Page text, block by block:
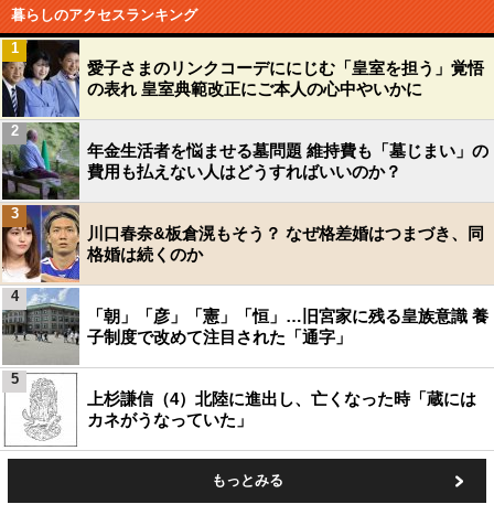
暮らしのアクセスランキング
愛子さまのリンクコーデににじむ「皇室を担う」覚悟
の表れ 皇室典範改正にご本人の心中やいかに
1
年金生活者を悩ませる墓問題 維持費も「墓じまい」の
費用も払えない人はどうすればいいのか？
2
川口春奈&板倉滉もそう？ なぜ格差婚はつまづき、同
格婚は続くのか
3
「朝」「彦」「憲」「恒」…旧宮家に残る皇族意識 養
子制度で改めて注目された「通字」
4
上杉謙信（4）北陸に進出し、亡くなった時「蔵には
カネがうなっていた」
5
もっとみる